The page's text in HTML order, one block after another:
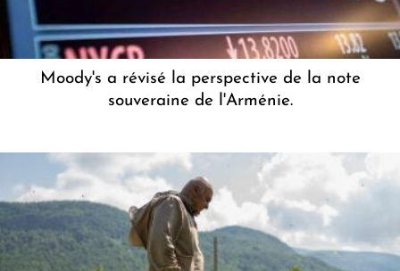
Moody's a révisé la perspective de la note
souveraine de l'Arménie.